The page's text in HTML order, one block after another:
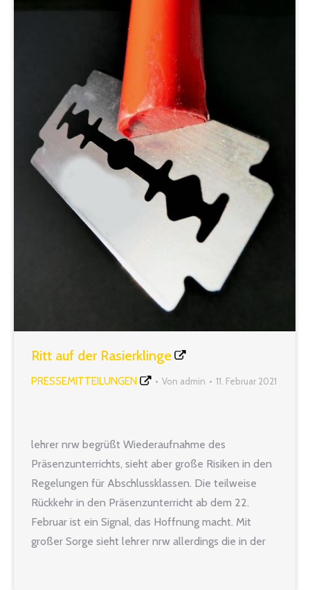
Ritt auf der Rasierklinge
PRESSEMITTEILUNGEN Von admin 11. Februar 2021
lehrer nrw begrüßt Wiederaufnahme des
Präsenzunterrichts, sieht aber große Risiken in den
Regelungen für Abschlussklassen. Die teilweise
Rückkehr in den Präsenzunterricht ab dem 22.
Februar ist ein Signal, das Hoffnung macht. Mit
großer Sorge sieht lehrer nrw allerdings die in der